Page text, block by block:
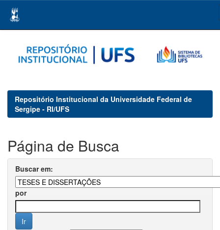
navigation
Repositório Institucional da Universidade Federal de
Sergipe - RI/UFS
Página de Busca
Buscar em:
por